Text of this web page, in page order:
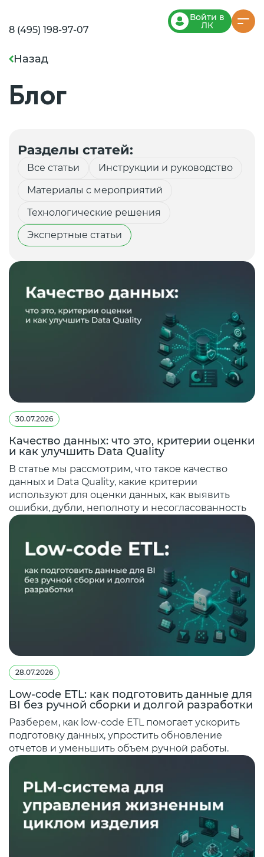
8 (495) 198-97-07
Войти в
ЛК
Назад
Блог
Разделы статей:
Все статьи
Инструкции и руководство
Материалы с мероприятий
Технологические решения
Экспертные статьи
30.07.2026
Качество данных: что это, критерии оценки
и как улучшить Data Quality
В статье мы рассмотрим, что такое качество
данных и Data Quality, какие критерии
используют для оценки данных, как выявить
ошибки, дубли, неполноту и несогласованность
28.07.2026
Low-code ETL: как подготовить данные для
BI без ручной сборки и долгой разработки
Разберем, как low-code ETL помогает ускорить
подготовку данных, упростить обновление
отчетов и уменьшить объем ручной работы.